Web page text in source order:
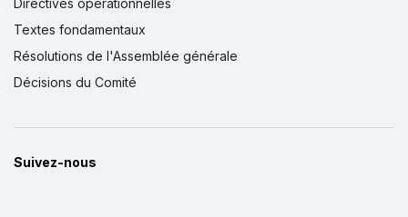
Directives opérationnelles
Textes fondamentaux
Résolutions de l'Assemblée générale
Décisions du Comité
Suivez-nous